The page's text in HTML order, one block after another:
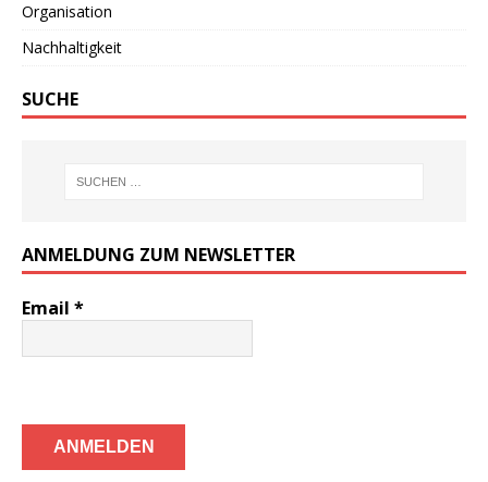
Organisation
Nachhaltigkeit
SUCHE
ANMELDUNG ZUM NEWSLETTER
Email *